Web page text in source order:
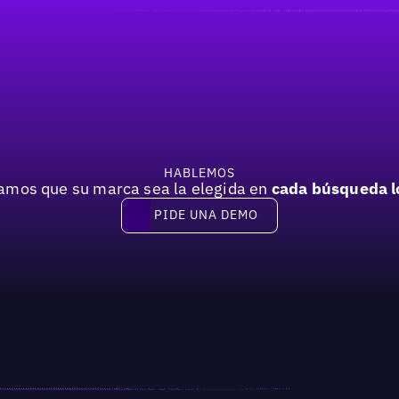
HABLEMOS
que su marca sea la elegida en cada búsqueda
Pide una demo
PIDE UNA DEMO